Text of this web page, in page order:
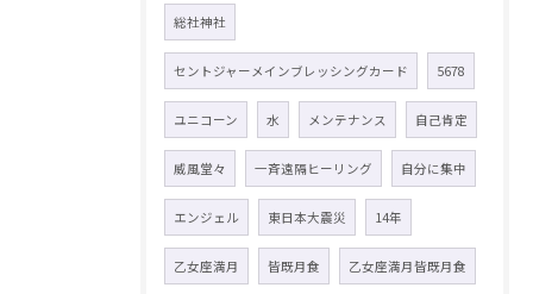
総社神社
セントジャーメインブレッシングカード 5678
ユニコーン 水 メンテナンス 自己肯定
威風堂々 一斉遠隔ヒーリング 自分に集中
エンジェル 東日本大震災 14年
乙女座満月 皆既月食 乙女座満月皆既月食